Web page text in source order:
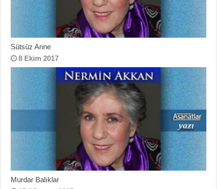
Sütsüz Anne
8 Ekim 2017
Murdar Balıklar